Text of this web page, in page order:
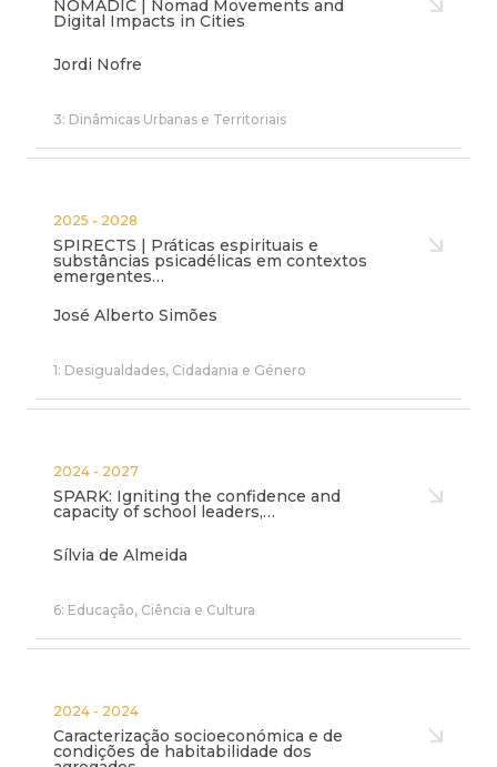
NOMADIC | Nomad Movements and
Digital Impacts in Cities
Jordi Nofre
3: Dinâmicas Urbanas e Territoriais
2025 - 2028
SPIRECTS | Práticas espirituais e
substâncias psicadélicas em contextos
emergentes…
José Alberto Simões
1: Desigualdades, Cidadania e Género
2024 - 2027
SPARK: Igniting the confidence and
capacity of school leaders,…
Sílvia de Almeida
6: Educação, Ciência e Cultura
2024 - 2024
Caracterização socioeconómica e de
condições de habitabilidade dos